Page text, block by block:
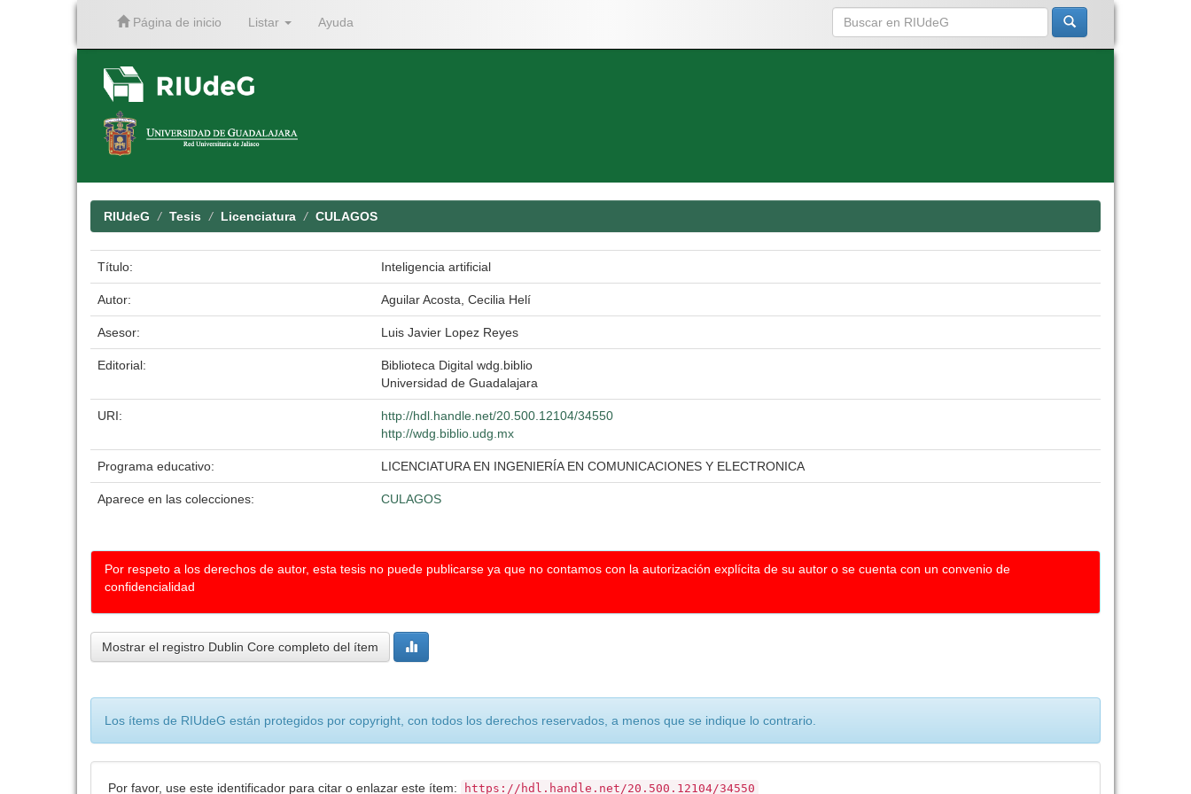
Página de inicio Listar Ayuda
RIUdeG Tesis Licenciatura CULAGOS
Título: Inteligencia artificial
Autor: Aguilar Acosta, Cecilia Helí
Asesor: Luis Javier Lopez Reyes
Editorial:
Biblioteca Digital wdg.biblio
Universidad de Guadalajara
URI:
http://hdl.handle.net/20.500.12104/34550
http://wdg.biblio.udg.mx
Programa educativo: LICENCIATURA EN INGENIERÍA EN COMUNICACIONES Y ELECTRONICA
Aparece en las colecciones: CULAGOS
Por respeto a los derechos de autor, esta tesis no puede publicarse ya que no contamos con la autorización explícita de su autor o se cuenta con un convenio de
confidencialidad
Mostrar el registro Dublin Core completo del ítem
Los ítems de RIUdeG están protegidos por copyright, con todos los derechos reservados, a menos que se indique lo contrario.
Por favor, use este identificador para citar o enlazar este ítem: https://hdl.handle.net/20.500.12104/34550